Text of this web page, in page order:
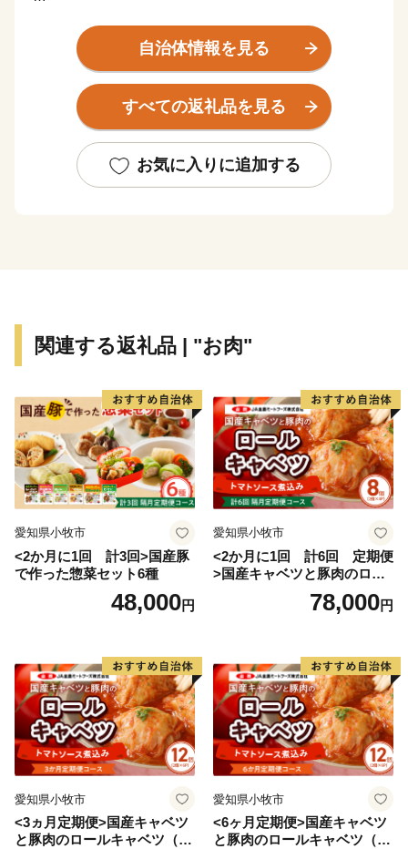
される打吹玉川地区（通称：白壁土蔵群）があり、江戸
時代末期から昭和初期に建てられた町家や土蔵が数多く
残り、赤い石州瓦に白い漆喰壁、黒い焼き杉板の腰板
は、倉吉の特徴的な美しい景観を形成しています。その
い日本の原風景ともいえるたたずまいをみせています。
名峰大山の麓に位置する倉吉市は、県内有数の農業どこ
技術と熱意で作られる米や野菜、二十世紀梨、スイカ、
メロン、ワサビなどは質・量とも西日本有数の産地で
す。
また、『肉質日本一』にも輝いた鳥取和牛は、澄んだ空
気と清らかな伏流水などの恵まれた自然環境で育った牛
のバランスが絶妙です。
ん、市内事業者のこだわりの逸品など豊富な返礼品を揃
「くらしよし」のまちづくりへ、皆さまからの応援をお
待ちしております。
自治体情報を見る
すべての返礼品を見る
お気に入りに追加する
関連する返礼品 | "お肉"
愛知県小牧市
<2か月に1回 計3回>国産豚
で作った惣菜セット6種
48,000円
愛知県小牧市
<2か月に1回 計6回 定期便
>国産キャベツと豚肉のロー
ルキャベツ（4P入り）
78,000円
愛知県小牧市
<3ヵ月定期便>国産キャベツ
と豚肉のロールキャベツ（6P
愛知県小牧市
<6ヶ月定期便>国産キャベツ
と豚肉のロールキャベツ（6P